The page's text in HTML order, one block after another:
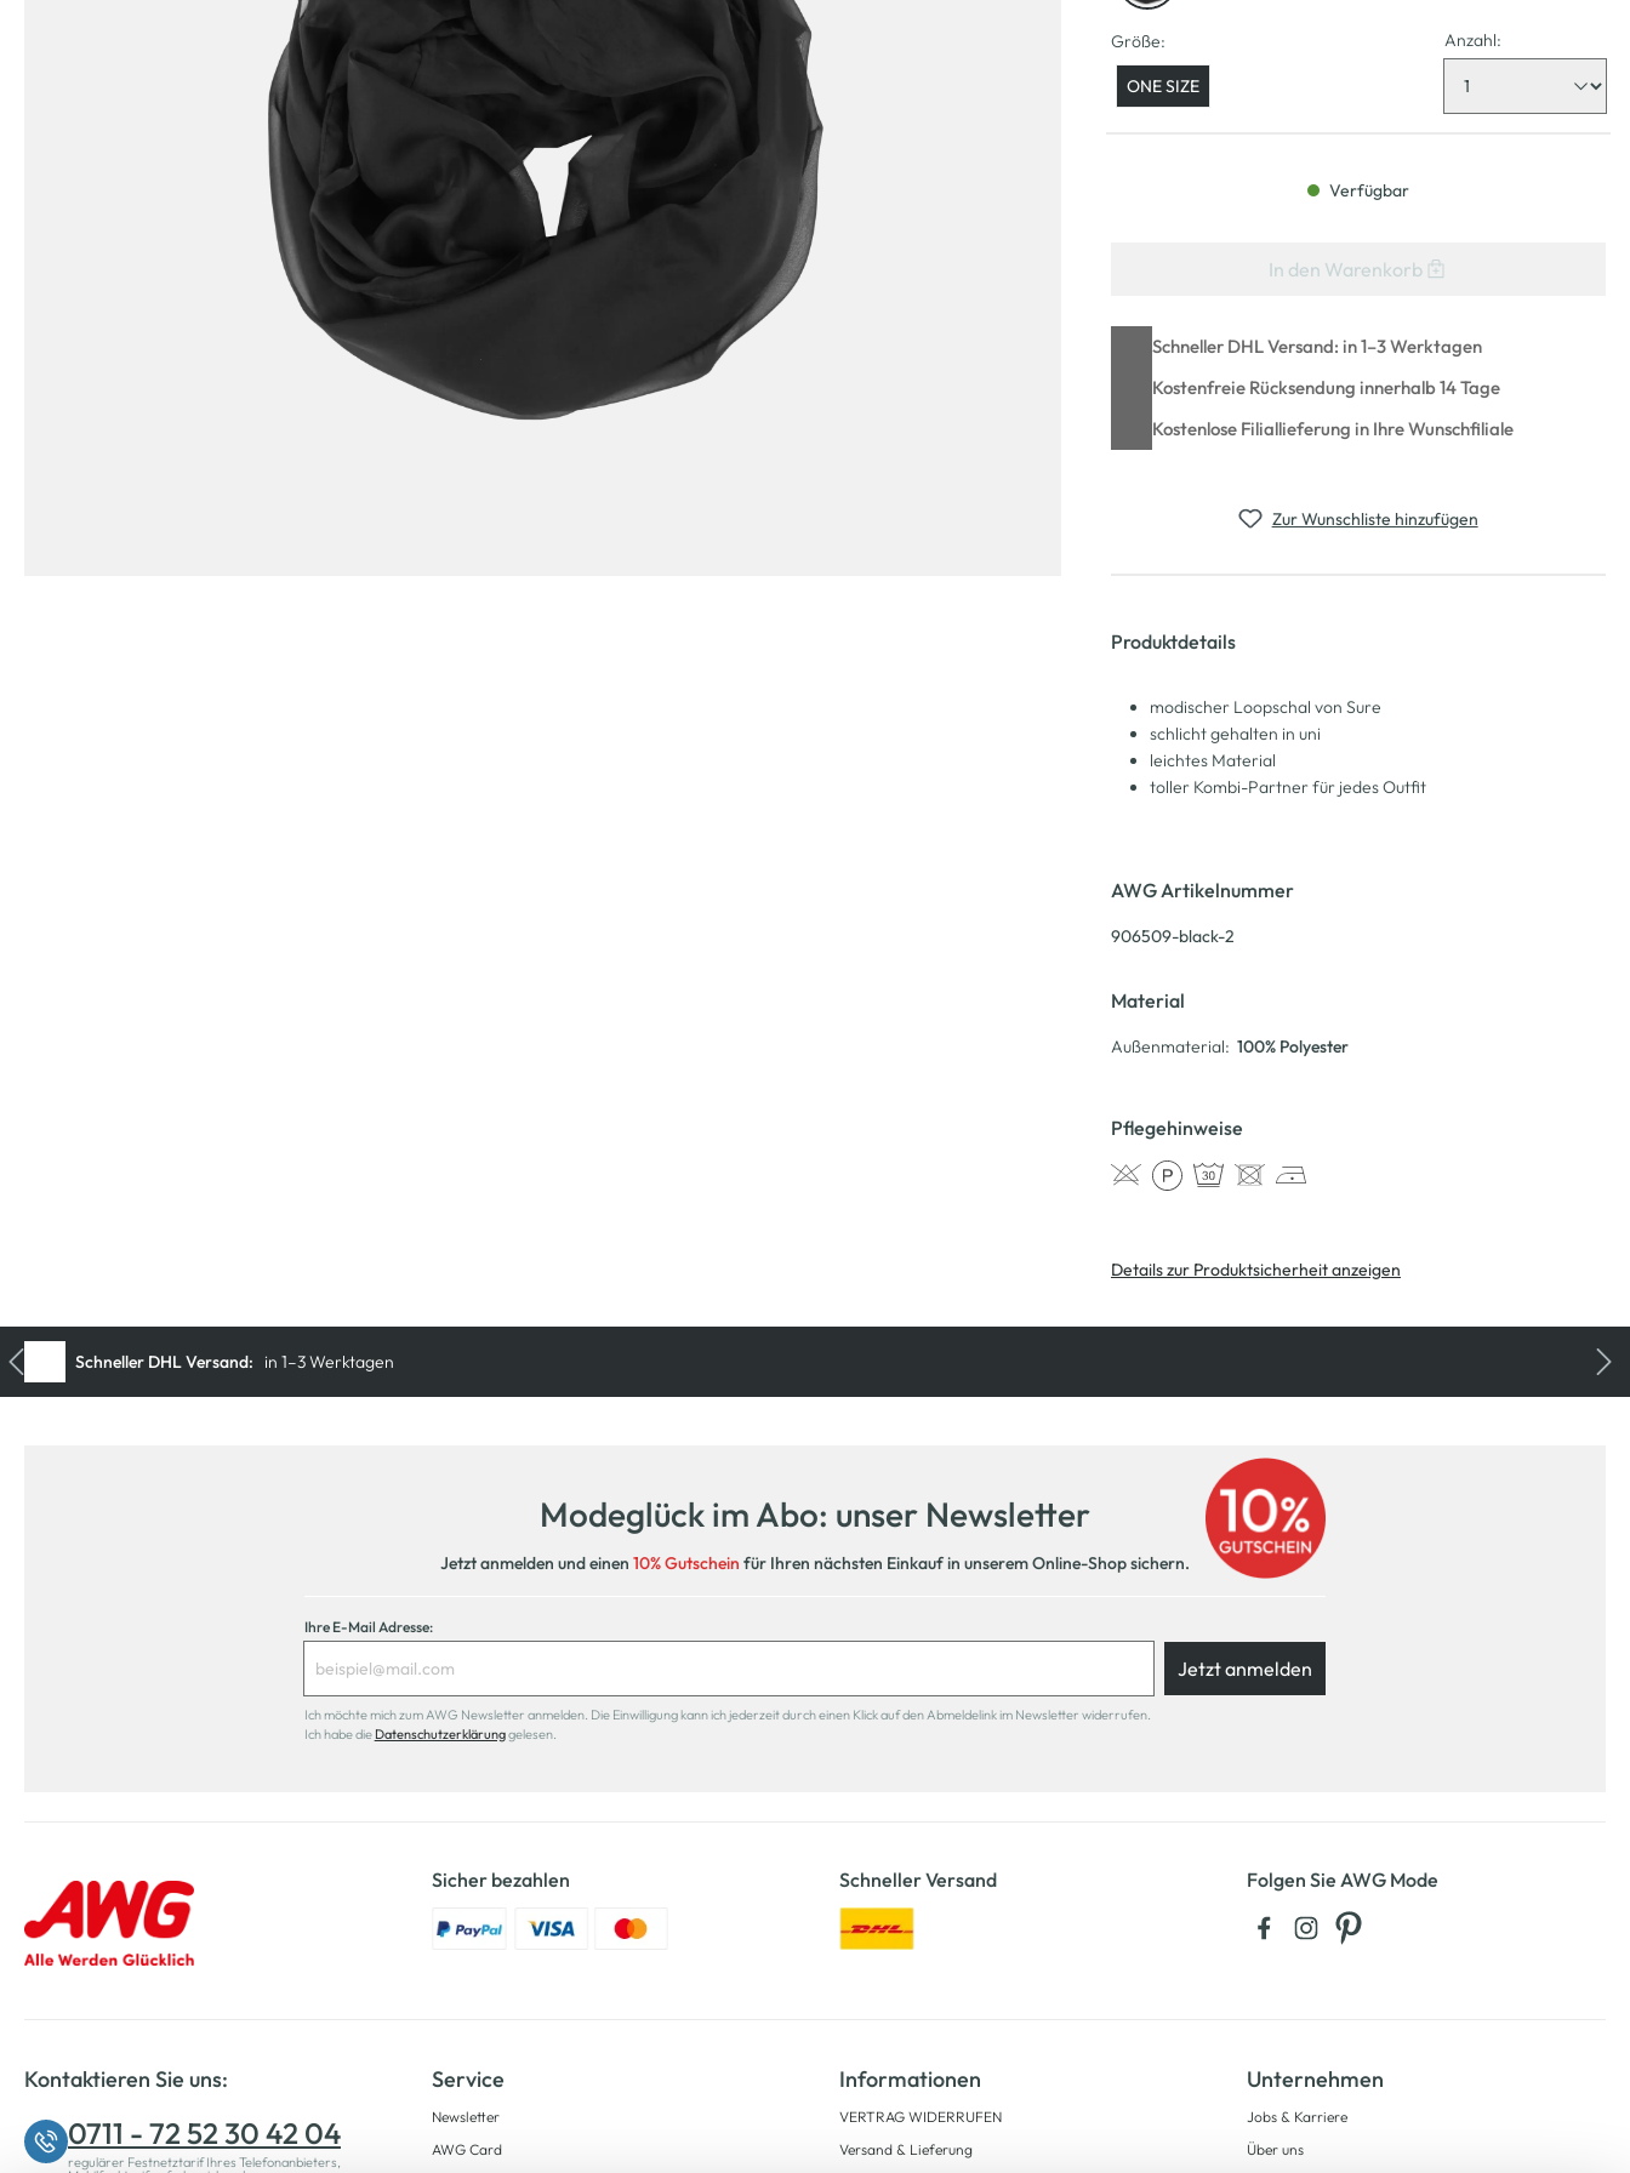
Größe:
ONE SIZE
Anzahl:
Verfügbar
In den Warenkorb
Schneller DHL Versand: in 1–3 Werktagen
Kostenfreie Rücksendung innerhalb 14 Tage
Kostenlose Filiallieferung in Ihre Wunschfiliale
Zur Wunschliste hinzufügen
Produktdetails
modischer Loopschal von Sure
schlicht gehalten in uni
leichtes Material
toller Kombi-Partner für jedes Outfit
AWG Artikelnummer
906509-black-2
Material
Außenmaterial: 100% Polyester
Pflegehinweise
Details zur Produktsicherheit anzeigen
Schneller DHL Versand: in 1–3 Werktagen
Modeglück im Abo: unser Newsletter
Jetzt anmelden und einen 10% Gutschein für Ihren nächsten Einkauf in unserem Online-Shop sichern.
Ihre E-Mail Adresse:
Jetzt anmelden
Ich möchte mich zum AWG Newsletter anmelden. Die Einwilligung kann ich jederzeit durch einen Klick auf den Abmeldelink im Newsletter widerrufen.
Ich habe die Datenschutzerklärunggelesen.
Sicher bezahlen Schneller Versand Folgen Sie AWG Mode
Kontaktieren Sie uns:
0711 - 72 52 30 42 04
regulärer Festnetztarif Ihres Telefonanbieters,
Service
Newsletter
AWG Card
Informationen
VERTRAG WIDERRUFEN
Versand & Lieferung
Unternehmen
Jobs & Karriere
Über uns